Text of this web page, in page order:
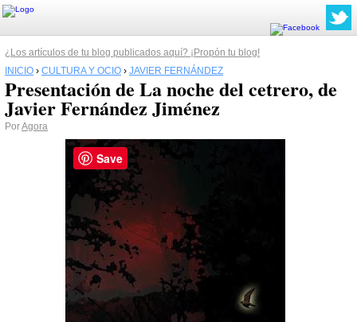
¿Los artículos de tu blog publicados aquí? ¡Propón tu blog!
INICIO › CULTURA Y OCIO › JAVIER FERNÁNDEZ
Presentación de La noche del cetrero, de
Javier Fernández Jiménez
PorAgora
Save